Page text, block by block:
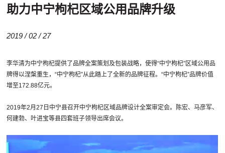
助力中宁枸杞区域公用品牌升级
2019 / 02 / 27
李华清为中宁枸杞提供了品牌全案策划及包装战略，使得“中宁枸杞”区域公用品
牌得以涅槃重生，“中宁枸杞”从此踏上了全新的品牌征程。“中宁枸杞”品牌价值
增至172.88亿元。
2019年2月27日中宁县召开中宁枸杞区域品牌设计全案审定会。陈宏、马彦军、
何建勃、叶进宝等县四套班子领导出席会议。